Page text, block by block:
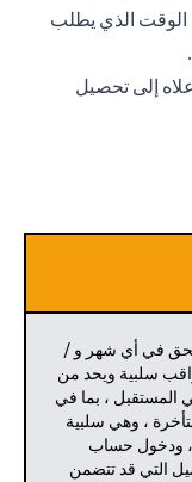
الوقت الذي يطلب
إلى تحصيل
في أي شهر و /
سلبية ويحد من
المستقبل ، بما في
، وهي سلبية
، ودخول حساب
التي قد تتضمن